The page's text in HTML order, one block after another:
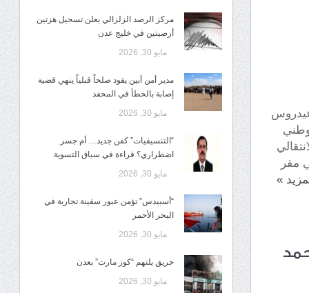
مقر
»
مركز الرصد الزلزالي يعلن تسجيل هزتين
أرضيتين في خليج عدن
مايو 30, 2026
مدير أمن أبين يقود صلحاً قبلياً ينهي قضية
إصابة بالخطأ في المحفد
مايو 30, 2026
“التنسيقيات” كفن جديد… أم جسر
اضطراري؟ قراءة في سياق التسوية
مايو 30, 2026
“أسبيدس” تؤمن عبور سفينة تجارية في
البحر الأحمر
مايو 30, 2026
حريق يلتهم “كوز مارت” بعدن
مايو 30, 2026